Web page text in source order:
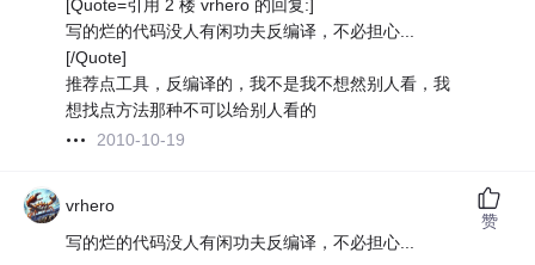
[Quote=引用 2 楼 vrhero 的回复:]
写的烂的代码没人有闲功夫反编译，不必担心...
[/Quote]
推荐点工具，反编译的，我不是我不想然别人看，我
想找点方法那种不可以给别人看的
2010-10-19
vrhero
写的烂的代码没人有闲功夫反编译，不必担心...
赞